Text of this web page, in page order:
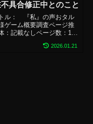
具合修正中とのこと
ル： 『私』の声おタル
ゲーム概要調査ページ推
：記載なしページ数：10
ラー演出：調査中配信：
2026.01.21